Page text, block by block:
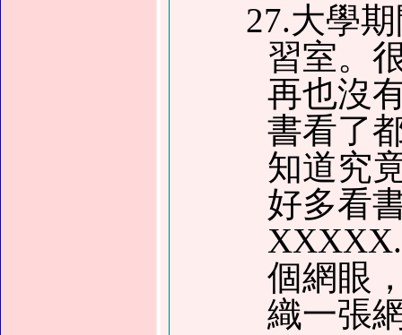
27.大學
習室。
再也沒
書看了
知道究
好多看
個網眼
織一張